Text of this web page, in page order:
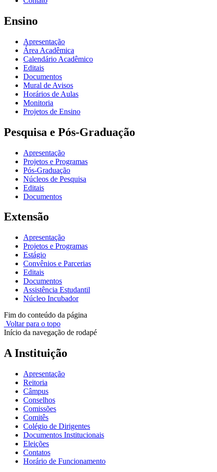
Ensino
Apresentação
Área Acadêmica
Calendário Acadêmico
Editais
Documentos
Mural de Avisos
Horários de Aulas
Monitoria
Projetos de Ensino
Pesquisa e Pós-Graduação
Apresentação
Projetos e Programas
Pós-Graduação
Núcleos de Pesquisa
Editais
Documentos
Extensão
Apresentação
Projetos e Programas
Estágio
Convênios e Parcerias
Editais
Documentos
Assistência Estudantil
Núcleo Incubador
Fim do conteúdo da página
Voltar para o topo
Início da navegação de rodapé
A Instituição
Apresentação
Reitoria
Câmpus
Conselhos
Comissões
Comitês
Colégio de Dirigentes
Documentos Institucionais
Eleições
Contatos
Horário de Funcionamento